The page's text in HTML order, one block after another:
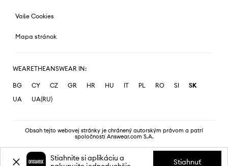
Vaše Cookies
Mapa stránok
WEARETHEANSWEAR IN:
BG CY CZ GR HR HU IT PL RO SI
SK
UA
UA(RU)
Obsah tejto webovej stránky je chránený autorským právom a patrí
spoločnosti Answear.com S.A.
Stiahnite si aplikáciu a
Stiahnuť